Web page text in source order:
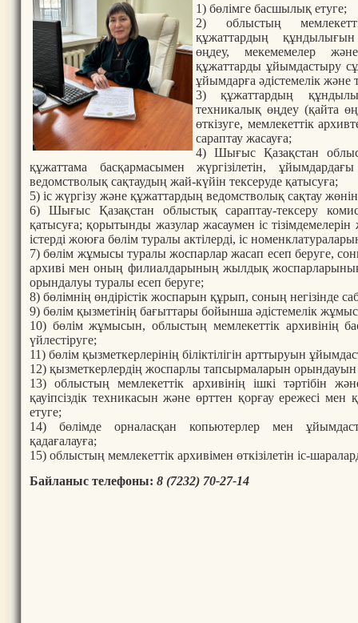
1) бөлімге басшылық етуге;
2) облыстың
құжаттардың
өңдеу, мекемемелер
құжаттарды ұйымдастыру
ұйымдарға әдістемелік және
3) құжаттардың
техникалық өңдеу (қайта
өткізуге, мемлекеттік
сараптау жасауға;
4) Шығыс Қазақстан
құжаттама басқармасымен жүргізілетін,
ведомстволық сақтаудың жай-күйін тексеруде қатысуға;
5) іс жүргізу және құжаттардың ведомстволық сақтау
6) Шығыс Қазақстан облыстық сараптау-тексеру
қатысуға; қорытынды жазулар жасаумен іс
істерді жоюға бөлім туралы актілерді, іс
7) бөлім жұмысы туралы жоспарлар жасап есеп беруге,
архиві мен оның филиалдарының жылдық жоспарларының
орындалуы туралы есеп беруге;
8) бөлімнің өндірістік жоспарын құрып, соның негізінде
9) бөлім қызметінің бағыттары бойынша әдістемелік жұмыс
10) бөлім жұмысын, облыстың мемлекеттік архивінің
үйлестіруге;
11) бөлім қызметкерлерінің біліктілігін арттыруын
12) қызметкерлердің жоспарлы тапсырмаларын орындауын
13) облыстың мемлекеттік архивінің ішкі тәртібін
қауіпсіздік техникасын және өрттен қорғау ережесі
етуге;
14) бөлімде орналасқан копьютерлер мен
қадағалауға;
15) облыстың мемлекеттік архивімен өткізілетін іс-
Байланыс телефоны: 8 (7232) 70-27-14